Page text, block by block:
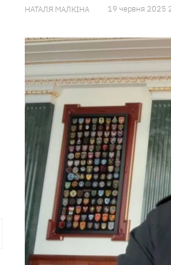
НАТАЛЯ МАЛКІНА 19 червня 2025